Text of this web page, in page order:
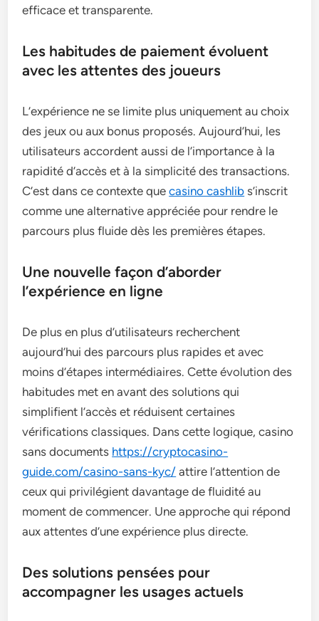
efficace et transparente.
Les habitudes de paiement évoluent
avec les attentes des joueurs
L’expérience ne se limite plus uniquement au choix
des jeux ou aux bonus proposés. Aujourd’hui, les
utilisateurs accordent aussi de l’importance à la
rapidité d’accès et à la simplicité des transactions.
C’est dans ce contexte quecasino cashlib s’inscrit
comme une alternative appréciée pour rendre le
parcours plus fluide dès les premières étapes.
Une nouvelle façon d’aborder
l’expérience en ligne
De plus en plus d’utilisateurs recherchent
aujourd’hui des parcours plus rapides et avec
moins d’étapes intermédiaires. Cette évolution des
habitudes met en avant des solutions qui
simplifient l’accès et réduisent certaines
vérifications classiques. Dans cette logique, casino
sans documents https://cryptocasino-
guide.com/casino-sans-kyc/ attire l’attention de
ceux qui privilégient davantage de fluidité au
moment de commencer. Une approche qui répond
aux attentes d’une expérience plus directe.
Des solutions pensées pour
accompagner les usages actuels